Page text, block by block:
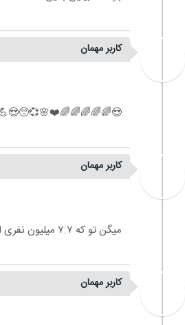
کاربر مهمان
کاربر مهمان
کاربر مهمان